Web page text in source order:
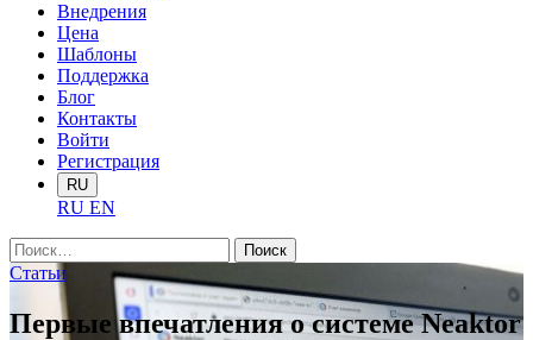
Внедрения
Цена
Шаблоны
Поддержка
Блог
Контакты
Войти
Регистрация
RU
RU EN
Найти:
Статьи
Первые впечатления о системе Neaktor